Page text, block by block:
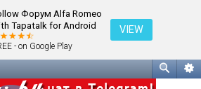
Форум Alfa Romeo
Tapatalk for Android
- on Google Play
VIEW